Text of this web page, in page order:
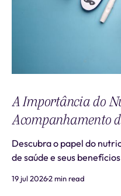
A Importância do
Acompanhamento
Descubra o papel do
de saúde e seus
19 jul 20262 min read